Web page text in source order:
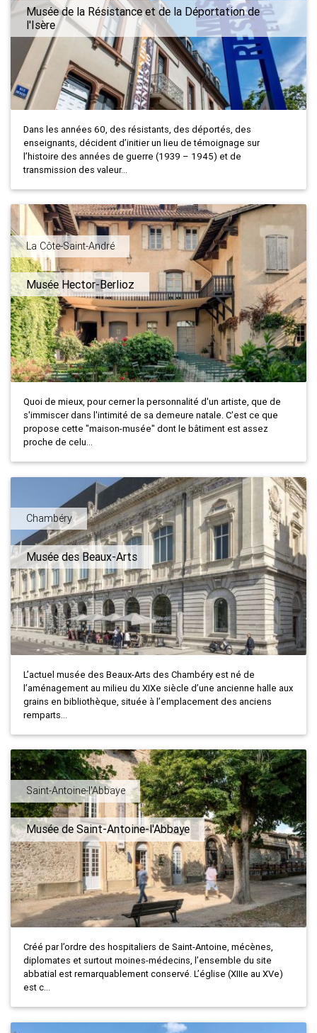
Musée de la Résistance et de la Déportation de
l'Isère
Dans les années 60, des résistants, des déportés, des
enseignants, décident d’initier un lieu de témoignage sur
l’histoire des années de guerre (1939 – 1945) et de
transmission des valeur...
La Côte-Saint-André
Musée Hector-Berlioz
Quoi de mieux, pour cerner la personnalité d'un artiste, que de
s'immiscer dans l'intimité de sa demeure natale. C'est ce que
propose cette "maison-musée" dont le bâtiment est assez
proche de celu...
Chambéry
Musée des Beaux-Arts
L’actuel musée des Beaux-Arts des Chambéry est né de
l’aménagement au milieu du XIXe siècle d’une ancienne halle aux
grains en bibliothèque, située à l’emplacement des anciens
remparts...
Saint-Antoine-l'Abbaye
Musée de Saint-Antoine-l'Abbaye
Créé par l’ordre des hospitaliers de Saint-Antoine, mécènes,
diplomates et surtout moines-médecins, l’ensemble du site
abbatial est remarquablement conservé. L’église (XIIIe au XVe)
est c...